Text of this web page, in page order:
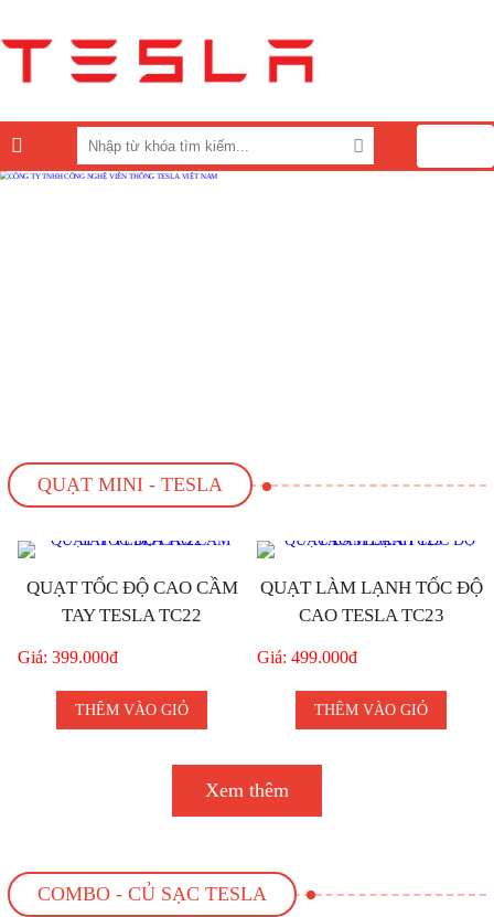
QUẠT MINI - TESLA
QUẠT TỐC ĐỘ CAO CẦM
TAY TESLA TC22
Giá: 399.000đ
THÊM VÀO GIỎ
QUẠT LÀM LẠNH TỐC ĐỘ
CAO TESLA TC23
Giá: 499.000đ
THÊM VÀO GIỎ
Xem thêm
COMBO - CỦ SẠC TESLA